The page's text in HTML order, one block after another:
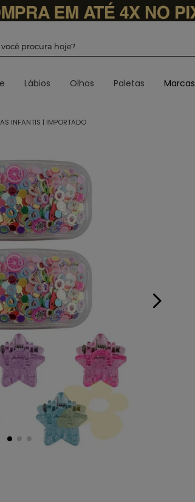
Lábios Olhos Paletas Marcas
INFANTIS | IMPORTADO